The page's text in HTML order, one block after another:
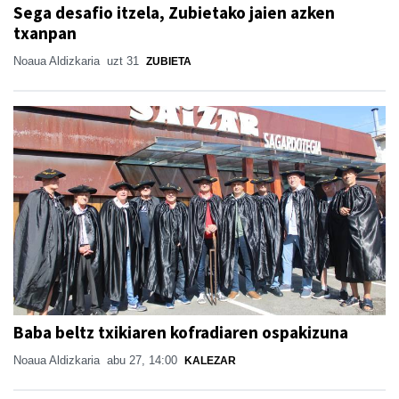
Sega desafio itzela, Zubietako jaien azken
txanpan
Noaua Aldizkaria uzt 31 ZUBIETA
Baba beltz txikiaren kofradiaren ospakizuna
Noaua Aldizkaria abu 27, 14:00 KALEZAR